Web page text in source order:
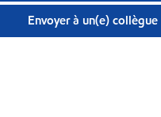
Envoyer à un(e) collègue